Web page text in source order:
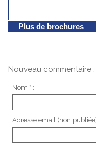
Plus de brochures
Nouveau commentaire :
Nom * :
Adresse email (non